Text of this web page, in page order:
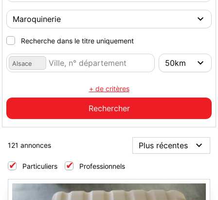
Recherche dans le titre uniquement
Alsace
+ de critères
121 annonces
Particuliers Professionnels